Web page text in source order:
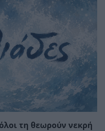
τη θεωρούν νεκρή